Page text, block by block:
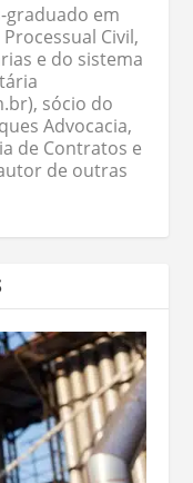
graduado em
Civil,
e do sistema
sócio do
Advocacia,
de Contratos e
de outras